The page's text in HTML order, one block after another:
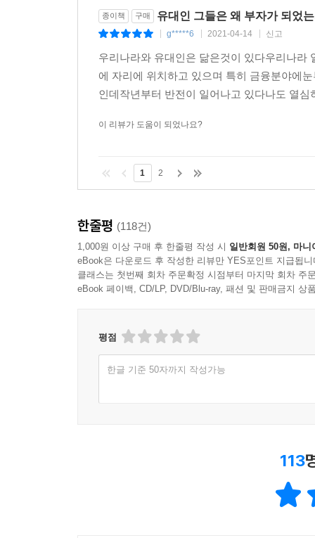
영국의 청교도 혁명 이후 유대인은 물 만난 고기
서의 정신을 이어받아 구약성서에서 신을 찾았다.
이 있었다. 세계의 종교들은 부를 부정하고 탐욕
리고 마음을 비우도록 ‘무소유’를 설파하며 힌
가 바로 유대교와 청교도이다. 칼뱅은 ‘깨끗한 부
「크롬웰의 영국, 유대인을 반기다」 중에서
리고 이 과정에서 ‘합리주의’를 추구했다. 이는 세
보다 훨씬 나은 가치를 제공해 고객을 만족시켰다
재능과 고객만족 경영은 전통과 규범에 얽매어 있
종이책 구매 유대인 그들은 왜 부자가 되었
g*****6 2021-04-14 신고
우리나라와 유대인은 닮은것이 있다우리나라
에 자리에 위치하고 있으며 특히 금융분야에
인데작년부터 반전이 일어나고 있다나도 열
이 리뷰가 도움이 되었나요?
1 2
한줄평 (118건)
1,000원 이상 구매 후 한줄평 작성 시 일반회원 50원, 마니
eBook은 다운로드 후 작성한 리뷰만 YES포인트 지급됩니
클래스는 첫번째 회차 주문확정 시점부터 마지막 회차 주
eBook 페이백, CD/LP, DVD/Blu-ray, 패션 및 판매금지 상
평점
한글 기준 50자까지 작성가능
113